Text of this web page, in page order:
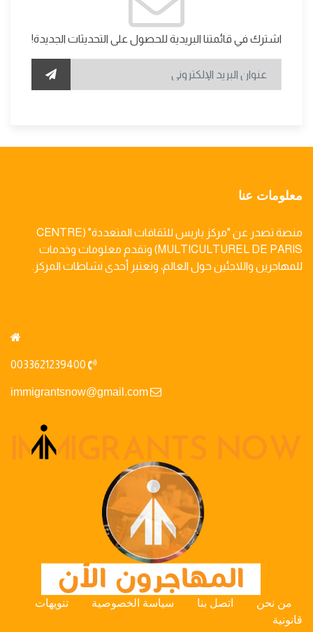
اشترك في قائمتنا البريدية للحصول على التحديثات الجديدة!
معلومات عنا
منصة تصدر عن "مركز باريس للثقافات المتعددة" (CENTRE
MULTICULTUREL DE PARIS) وتقدم معلومات وخدمات
للمهاجرين واللاجئين حول العالم، وتعتبر أحدى نشاطات المركز.
immigrantsnow@gmail.com
من نحن اتصل بنا سياسة الخصوصية
تنويهات
قانونية